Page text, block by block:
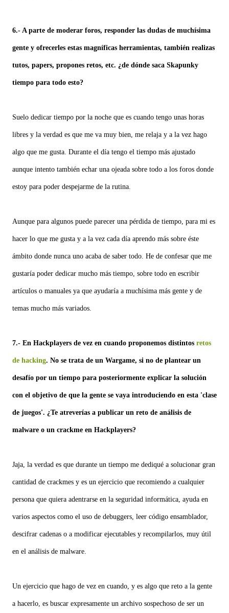
6.- A parte de moderar foros, responder las dudas de muchísima
gente y ofrecerles estas magníficas herramientas, también realizas
tutos, papers, propones retos, etc. ¿de dónde saca Skapunky
tiempo para todo esto?
Suelo dedicar tiempo por la noche que es cuando tengo unas horas
libres y la verdad es que me va muy bien, me relaja y a la vez hago
algo que me gusta. Durante el día tengo el tiempo más ajustado
aunque intento también echar una ojeada sobre todo a los foros donde
estoy para poder despejarme de la rutina.
Aunque para algunos puede parecer una pérdida de tiempo, para mi es
hacer lo que me gusta y a la vez cada día aprendo más sobre éste
ámbito donde nunca uno acaba de saber todo. He de confesar que me
gustaría poder dedicar mucho más tiempo, sobre todo en escribir
artículos o manuales ya que ayudaría a muchísima más gente y de
temas mucho más variados.
7.- En Hackplayers de vez en cuando proponemos distintos retos
de hacking. No se trata de un Wargame, si no de plantear un
desafío por un tiempo para posteriormente explicar la solución
con el objetivo de que la gente se vaya introduciendo en esta 'clase
de juegos'. ¿Te atreverías a publicar un reto de análisis de
malware o un crackme en Hackplayers?
Jaja, la verdad es que durante un tiempo me dediqué a solucionar gran
cantidad de crackmes y es un ejercicio que recomiendo a cualquier
persona que quiera adentrarse en la seguridad informática, ayuda en
varios aspectos como el uso de debuggers, leer código ensamblador,
descifrar cadenas o a modificar ejecutables y recompilarlos, muy útil
en el análisis de malware.
Un ejercicio que hago de vez en cuando, y es algo que reto a la gente
a hacerlo, es buscar expresamente un archivo sospechoso de ser un